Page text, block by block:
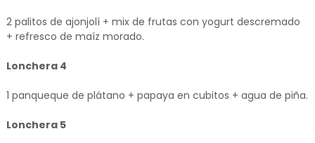
2 palitos de ajonjolí + mix de frutas con yogurt descremado
+ refresco de maíz morado.
Lonchera 4
1 panqueque de plátano + papaya en cubitos + agua de piña.
Lonchera 5